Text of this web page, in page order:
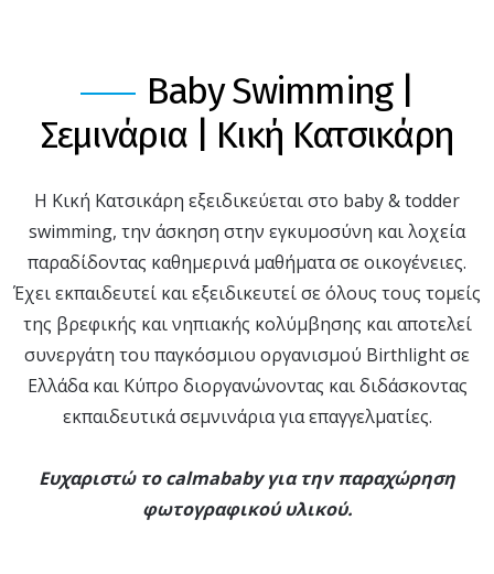
Baby Swimming |
Σεμινάρια | Κική Κατσικάρη
Η Κική Κατσικάρη εξειδικεύεται στο baby & todder
swimming, την άσκηση στην εγκυμοσύνη και λοχεία
παραδίδοντας καθημερινά μαθήματα σε οικογένειες.
Έχει εκπαιδευτεί και εξειδικευτεί σε όλους τους τομείς
της βρεφικής και νηπιακής κολύμβησης και αποτελεί
συνεργάτη του παγκόσμιου οργανισμού Birthlight σε
Ελλάδα και Κύπρο διοργανώνοντας και διδάσκοντας
εκπαιδευτικά σεμνινάρια για επαγγελματίες.
Eυχαριστώ το calmababy για την παραχώρηση
φωτογραφικού υλικού.